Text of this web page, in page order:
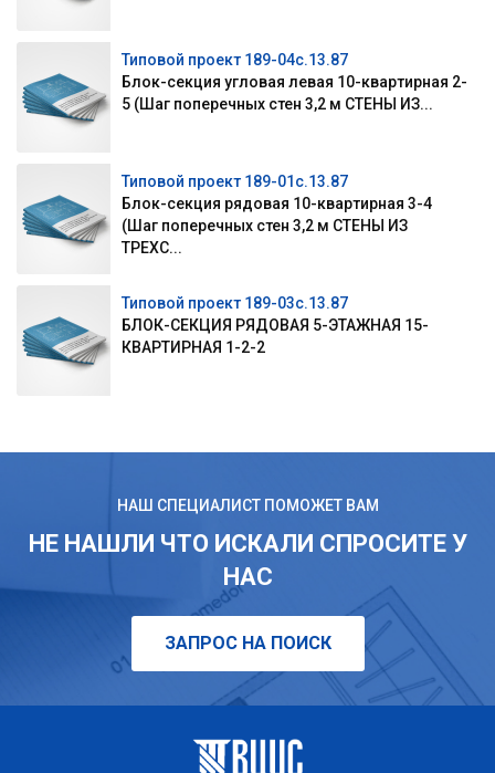
Типовой проект 189-04с.13.87
Блок-секция угловая левая 10-квартирная 2-
5 (Шаг поперечных стен 3,2 м СТЕНЫ ИЗ...
Типовой проект 189-01с.13.87
Блок-секция рядовая 10-квартирная 3-4
(Шаг поперечных стен 3,2 м СТЕНЫ ИЗ
ТРЕХС...
Типовой проект 189-03с.13.87
БЛОК-СЕКЦИЯ РЯДОВАЯ 5-ЭТАЖНАЯ 15-
КВАРТИРНАЯ 1-2-2
НАШ СПЕЦИАЛИСТ ПОМОЖЕТ ВАМ
НЕ НАШЛИ ЧТО ИСКАЛИ СПРОСИТЕ У
НАС
ЗАПРОС НА ПОИСК